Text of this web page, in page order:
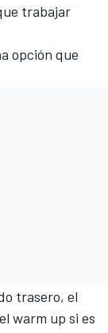
trabajar
opción que
trasero, el
warm up si es